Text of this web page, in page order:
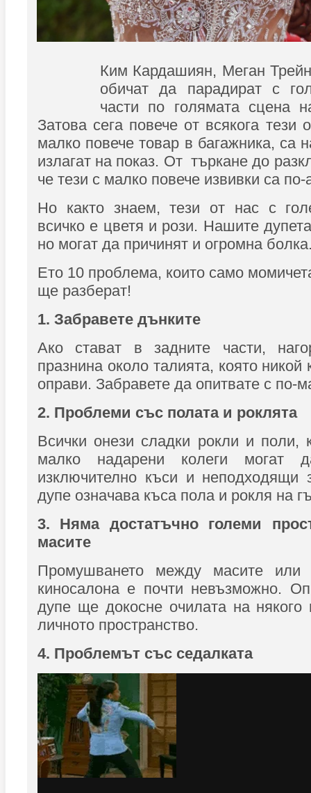
Ким Кардашиян, Меган
обичат да парадират с
части по голямата сцена
Затова сега повече от всякога тези
малко повече товар в багажника, са
излагат на показ. От търкане до
че тези с малко повече извивки са по-
Но както знаем, тези от нас с
всичко е цветя и рози. Нашите
но могат да причинят и огромна
Ето 10 проблема, които само
ще разберат!
1. Забравете дънките
Ако стават в задните части,
празнина около талията, която
оправи. Забравете да опитвате с по-
2. Проблеми със полата и роклята
Всички онези сладки рокли и поли,
малко надарени колеги могат
изключително къси и неподходящи
дупе означава къса пола и рокля на
3. Няма достатъчно големи
масите
Промушването между масите или
киносалона е почти невъзможно.
дупе ще докосне очилата на
личното пространство.
4. Проблемът със седалката